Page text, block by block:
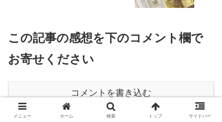
この記事の感想を下のコメント欄で
お寄せください
コメントを書き込む
メニュー ホーム 検索 トップ サイドバー